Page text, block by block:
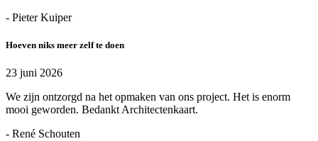
- Pieter Kuiper
Hoeven niks meer zelf te doen
23 juni 2026
We zijn ontzorgd na het opmaken van ons project. Het is enorm
mooi geworden. Bedankt Architectenkaart.
- René Schouten